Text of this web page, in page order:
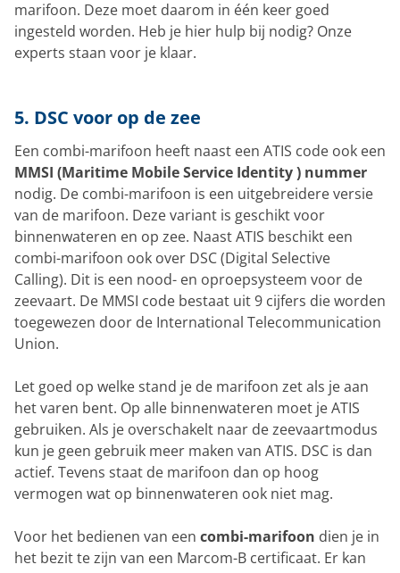
marifoon. Deze moet daarom in één keer goed
ingesteld worden. Heb je hier hulp bij nodig? Onze
experts staan voor je klaar.
5. DSC voor op de zee
Een combi-marifoon heeft naast een ATIS code ook een
MMSI (Maritime Mobile Service Identity ) nummer
nodig. De combi-marifoon is een uitgebreidere versie
van de marifoon. Deze variant is geschikt voor
binnenwateren en op zee. Naast ATIS beschikt een
combi-marifoon ook over DSC (Digital Selective
Calling). Dit is een nood- en oproepsysteem voor de
zeevaart. De MMSI code bestaat uit 9 cijfers die worden
toegewezen door de International Telecommunication
Union.
Let goed op welke stand je de marifoon zet als je aan
het varen bent. Op alle binnenwateren moet je ATIS
gebruiken. Als je overschakelt naar de zeevaartmodus
kun je geen gebruik meer maken van ATIS. DSC is dan
actief. Tevens staat de marifoon dan op hoog
vermogen wat op binnenwateren ook niet mag.
Voor het bedienen van een combi-marifoon dien je in
het bezit te zijn van een Marcom-B certificaat. Er kan